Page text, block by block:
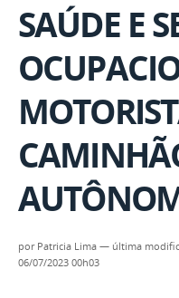
SAÚDE E
por Patricia Lima — última
06/07/2023 00h03